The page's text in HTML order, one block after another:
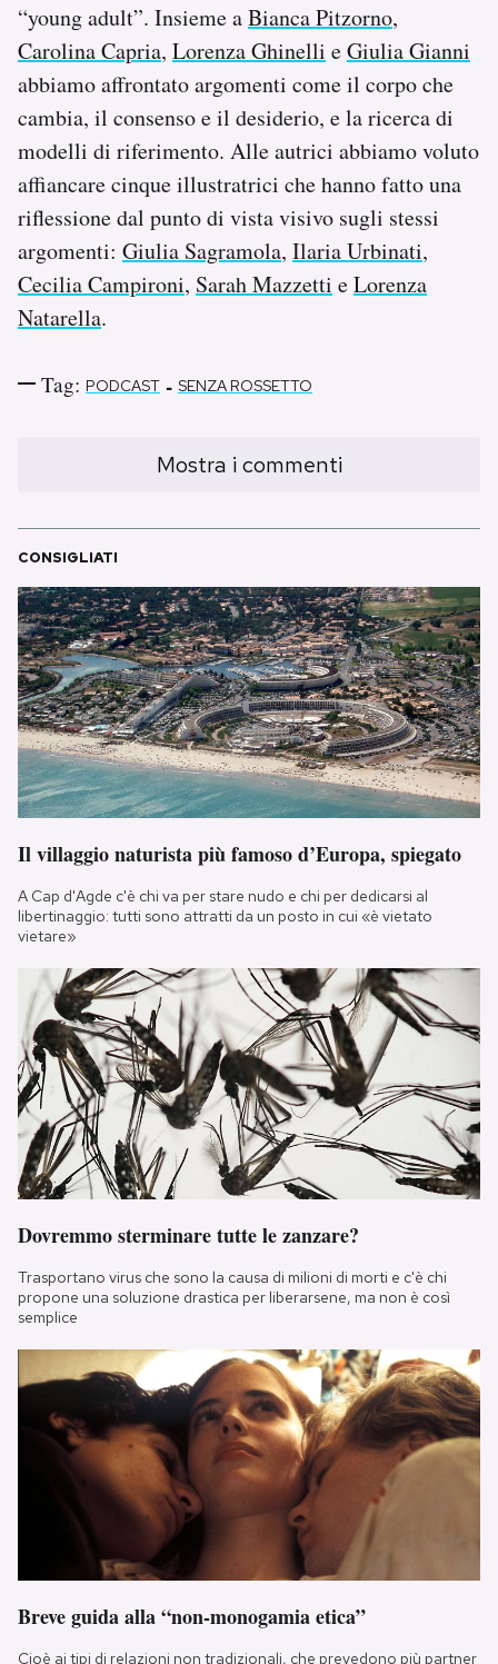
“young adult”. Insieme aBianca Pitzorno,
Carolina Capria, Lorenza Ghinelli eGiulia Gianni
abbiamo affrontato argomenti come il corpo che
cambia, il consenso e il desiderio, e la ricerca di
modelli di riferimento. Alle autrici abbiamo voluto
affiancare cinque illustratrici che hanno fatto una
riflessione dal punto di vista visivo sugli stessi
argomenti: Giulia Sagramola, Ilaria Urbinati,
Cecilia Campironi, Sarah Mazzetti eLorenza
Natarella.
Tag: PODCAST - SENZA ROSSETTO
Mostra i commenti
CONSIGLIATI
Il villaggio naturista più famoso d’Europa, spiegato
A Cap d'Agde c'è chi va per stare nudo e chi per dedicarsi al
libertinaggio: tutti sono attratti da un posto in cui «è vietato
vietare»
Dovremmo sterminare tutte le zanzare?
Trasportano virus che sono la causa di milioni di morti e c'è chi
propone una soluzione drastica per liberarsene, ma non è così
semplice
Breve guida alla “non-monogamia etica”
Cioè ai tipi di relazioni non tradizionali, che prevedono più partner